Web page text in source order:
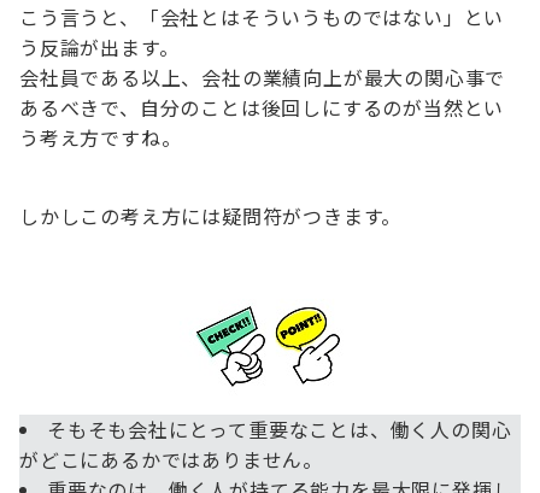
こう言うと、「会社とはそういうものではない」とい
う反論が出ます。
会社員である以上、会社の業績向上が最大の関心事で
あるべきで、自分のことは後回しにするのが当然とい
う考え方ですね。
しかしこの考え方には疑問符がつきます。
そもそも会社にとって重要なことは、働く人の関心
がどこにあるかではありません。